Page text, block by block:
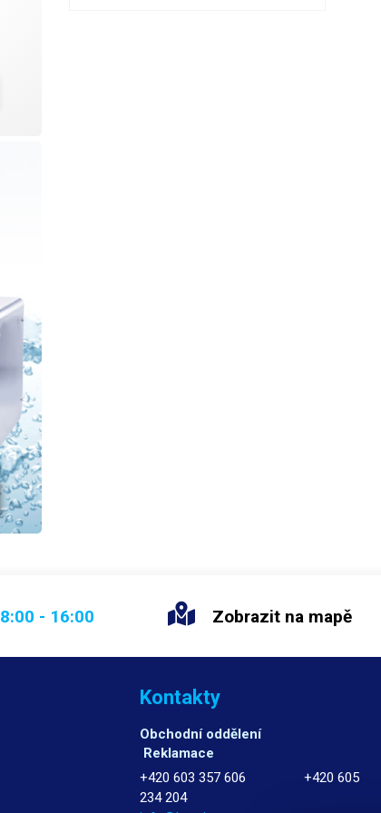
8:00 - 16:00 Zobrazit na mapě
Kontakty
Obchodní oddělení
Reklamace
+420 603 357 606 +420 605
234 204